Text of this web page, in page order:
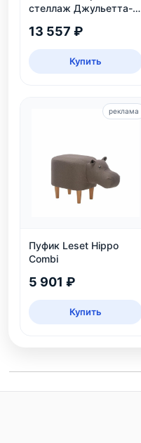
стеллаж Джульетта-3,
13 557 ₽
Купить
Пуфик Leset Hippo
Combi
5 901 ₽
Купить
реклама